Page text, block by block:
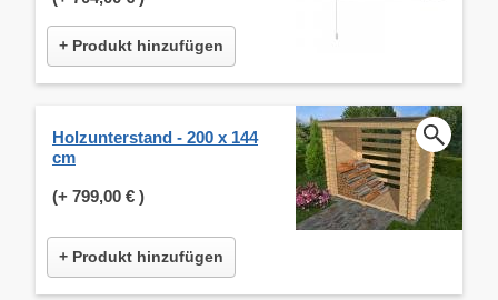
+ Produkt hinzufügen
Holzunterstand - 200 x 144
cm
(+ 799,00 € )
+ Produkt hinzufügen